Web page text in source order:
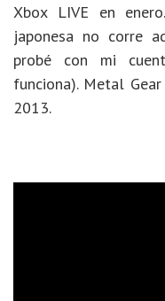
Xbox LIVE en
japonesa no corre
probé con mi
funciona). Metal
2013.